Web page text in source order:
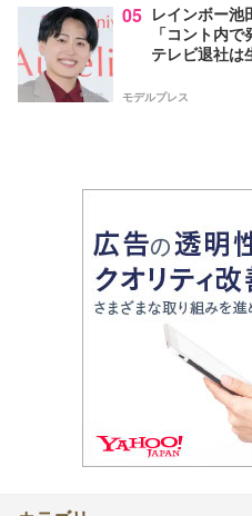
05 レインボー池
「コント内
テレビ退社は
モデルプレス